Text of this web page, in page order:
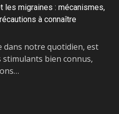
les migraines : mécanismes,
à connaître
dans notre quotidien, est
bien connus,